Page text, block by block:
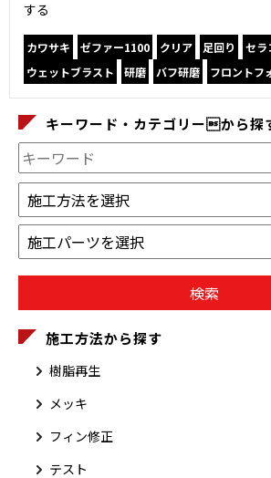
する
カワサキ ゼファー1100 クリア 足回り
セラ
ウェットブラスト
研磨 バフ研磨 フロントフ
キーワード・カテゴリーから探
施工方法から探す
樹脂再生
メッキ
フィン修正
テスト